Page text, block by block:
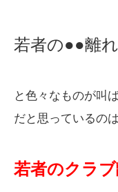
若者の●●離れ
と色々なものが叫
だと思っているのは
若者のクラブ